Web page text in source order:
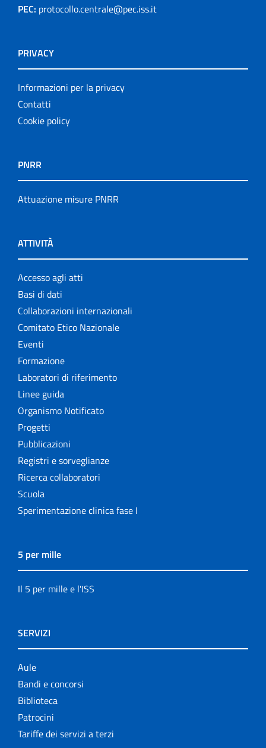
PEC: protocollo.centrale@pec.iss.it
PRIVACY
Informazioni per la privacy
Contatti
Cookie policy
PNRR
Attuazione misure PNRR
ATTIVITÀ
Accesso agli atti
Basi di dati
Collaborazioni internazionali
Comitato Etico Nazionale
Eventi
Formazione
Laboratori di riferimento
Linee guida
Organismo Notificato
Progetti
Pubblicazioni
Registri e sorveglianze
Ricerca collaboratori
Scuola
Sperimentazione clinica fase I
5 per mille
Il 5 per mille e l'ISS
SERVIZI
Aule
Bandi e concorsi
Biblioteca
Patrocini
Tariffe dei servizi a terzi